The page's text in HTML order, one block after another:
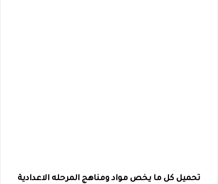
تحميل كل ما يخص مواد ومناهج المرحله الاعدادية